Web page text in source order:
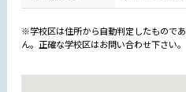
※学校区は住所から自動判定したもので
ん。正確な学校区はお問い合わせ下さい。